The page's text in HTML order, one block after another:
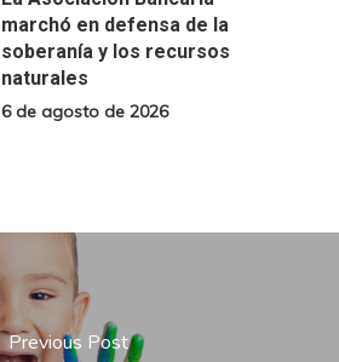
marchó en defensa de la
soberanía y los recursos
naturales
6 de agosto de 2026
Previous Post